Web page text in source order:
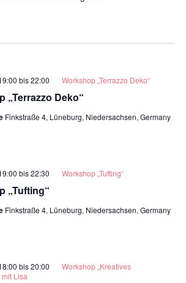
„Terrazzo Deko“
bis22:00 Workshop „Terrazzo Deko“
Finkstraße 4, Lüneburg, Niedersachsen, Germany
„Tufting“
bis22:30 Workshop „Tufting“
Finkstraße 4, Lüneburg, Niedersachsen, Germany
bis20:00
Workshop „Kreatives
Lisa